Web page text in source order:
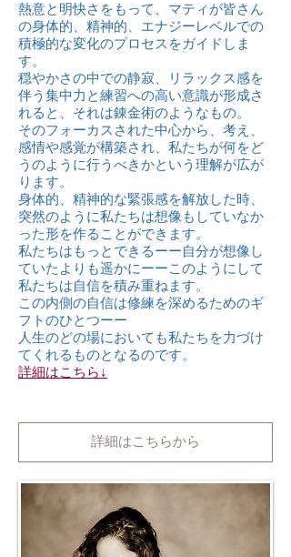
熱意と明快さをもって、マティが皆さん
の身体的、精神的、エナジーレベルでの
積極的な変化のプロセスをガイドしま
す。
穏やかさの中での静寂、リラックス感を
伴う集中力と練習への高い意識が形成さ
れると、それは錬金術のようなもの。
そのフォーカスされた中心から、考え、
感情や感覚が構築され、私たちが何をど
うのように行うべきかという理解が広が
ります。
身体的、精神的な緊張感を解放した時、
突然のように私たちは想像もしていなか
った形を作ることができます。
私たちはもっとできるーー自分が想像し
ていたよりも遥かにーーこのようにして
私たちは自信を積み重ねます。
この内側の自信は修練を深めるためのギ
フトのひとつーー
人生のどの場においても私たちを力づけ
てくれるものとなるのです。
​詳細はこちら↓
詳細はこちらから